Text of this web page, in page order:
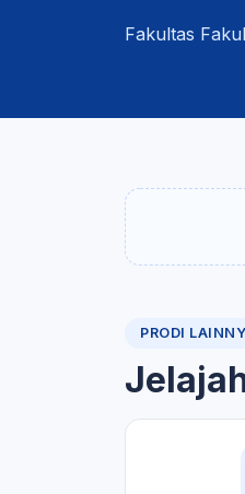
Fakultas
PRODI